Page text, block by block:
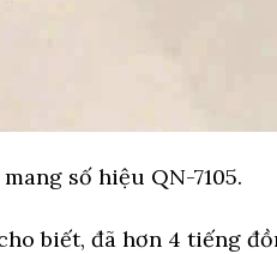
số hiệu QN-7105.
biết, đã hơn 4 tiếng